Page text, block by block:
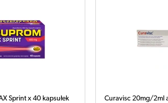
Sprint x 40 kapsułek
Curavisc 20mg/2ml